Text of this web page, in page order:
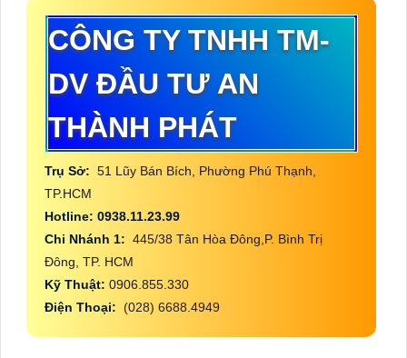
CÔNG TY TNHH TM-
DV ĐẦU TƯ AN
THÀNH PHÁT
Trụ Sở: 51 Lũy Bán Bích, Phường Phú Thạnh,
TP.HCM
Hotline: 0938.11.23.99
Chi Nhánh 1: 445/38 Tân Hòa Đông,P. Bình Trị
Đông, TP. HCM
Kỹ Thuật: 0906.855.330
Điện Thoại: (028) 6688.4949